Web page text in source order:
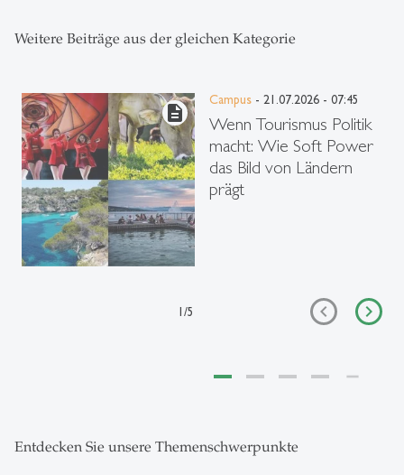
Weitere Beiträge aus der gleichen Kategorie
description
Campus - 21.07.2026 - 07:45
Wenn Tourismus Politik
macht: Wie Soft Power
das Bild von Ländern
prägt
1/5
Entdecken Sie unsere Themenschwerpunkte